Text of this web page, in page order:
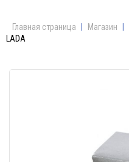
Главная страница Магазин
LADA